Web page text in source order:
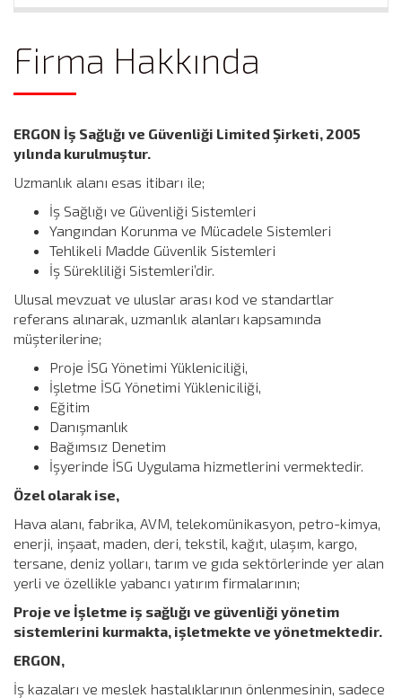
Firma Hakkında
ERGON İş Sağlığı ve Güvenliği Limited Şirketi, 2005
yılında kurulmuştur.
Uzmanlık alanı esas itibarı ile;
İş Sağlığı ve Güvenliği Sistemleri
Yangından Korunma ve Mücadele Sistemleri
Tehlikeli Madde Güvenlik Sistemleri
İş Sürekliliği Sistemleri’dir.
Ulusal mevzuat ve uluslar arası kod ve standartlar
referans alınarak, uzmanlık alanları kapsamında
müşterilerine;
Proje İSG Yönetimi Yükleniciliği,
İşletme İSG Yönetimi Yükleniciliği,
Eğitim
Danışmanlık
Bağımsız Denetim
İşyerinde İSG Uygulama hizmetlerini vermektedir.
Özel olarak ise,
Hava alanı, fabrika, AVM, telekomünikasyon, petro-kimya,
enerji, inşaat, maden, deri, tekstil, kağıt, ulaşım, kargo,
tersane, deniz yolları, tarım ve gıda sektörlerinde yer alan
yerli ve özellikle yabancı yatırım firmalarının;
Proje ve İşletme iş sağlığı ve güvenliği yönetim
sistemlerini kurmakta, işletmekte ve yönetmektedir.
ERGON,
İş kazaları ve meslek hastalıklarının önlenmesinin, sadece